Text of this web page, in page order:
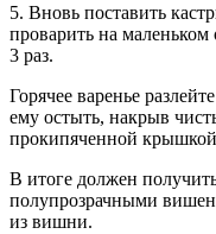
5. Вновь поставить
проварить на
3 раз.
Горячее варенье
ему остыть, накрыв
прокипяченной
В итоге должен
полупрозрачными
из вишни.